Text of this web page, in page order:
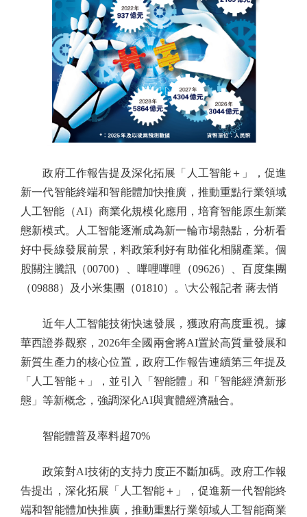
政府工作報告提及深化拓展「人工智能＋」，促進
新一代智能終端和智能體加快推廣，推動重點行業領域
人工智能（AI）商業化規模化應用，培育智能原生新業
態新模式。人工智能逐漸成為新一輪市場熱點，分析看
好中長線發展前景，料政策利好有助催化相關產業。個
股關注騰訊（00700）、嗶哩嗶哩（09626）、百度集團
（09888）及小米集團（01810）。\大公報記者 蔣去悄
近年人工智能技術快速發展，獲政府高度重視。據
華西證券觀察，2026年全國兩會將AI置於高質量發展和
新質生產力的核心位置，政府工作報告連續第三年提及
「人工智能＋」，並引入「智能體」和「智能經濟新形
態」等新概念，強調深化AI與實體經濟融合。
智能體普及率料超70%
政策對AI技術的支持力度正不斷加碼。政府工作報
告提出，深化拓展「人工智能＋」，促進新一代智能終
端和智能體加快推廣，推動重點行業領域人工智能商業